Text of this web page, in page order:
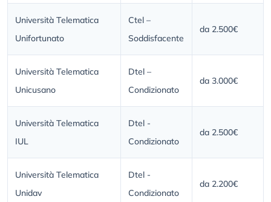
Università Telematica
Unifortunato
Ctel –
Soddisfacente
da 2.500€
Università Telematica
Unicusano
Dtel –
Condizionato
da 3.000€
Università Telematica
IUL
Dtel -
Condizionato
da 2.500€
Università Telematica
Unidav
Dtel -
Condizionato
da 2.200€